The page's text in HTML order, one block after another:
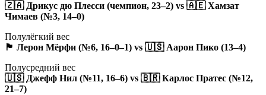
🇿🇦 Дрикус дю Плесси (чемпион, 23–2) vs 🇦🇪 Хамзат
Чимаев (№3, 14–0)
Полулёгкий вес
🏴󠁧󠁢󠁥󠁮󠁧󠁿 Лерон Мёрфи (№6, 16–0–1) vs 🇺🇸 Аарон Пико (13–4)
Полусредний вес
🇺🇸 Джефф Нил (№11, 16–6) vs 🇧🇷 Карлос Пратес (№12,
21–7)